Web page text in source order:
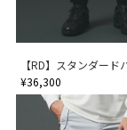
【RD】スタンダード
¥36,300